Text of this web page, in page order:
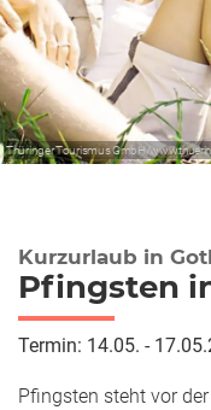
Thüringer Tourismus GmbH/
Kurzurlaub in
Pfingsten
Termin: 14.05. -
Pfingsten steht vor